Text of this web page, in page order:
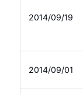
2014/09/19
2014/09/01